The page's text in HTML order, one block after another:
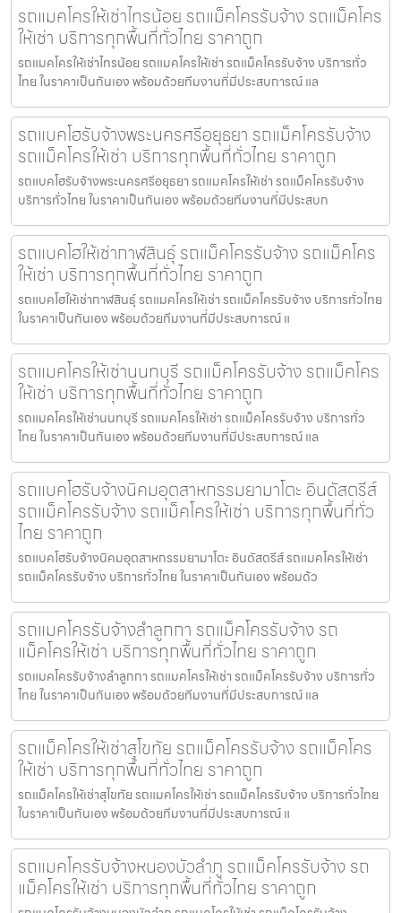
รถแมคโครให้เช่าไทรน้อย รถแม็คโครรับจ้าง รถแม็คโคร
ให้เช่า บริการทุกพื้นที่ทั่วไทย ราคาถูก
รถแมคโครให้เช่าไทรน้อย รถแมคโครให้เช่า รถแม็คโครรับจ้าง บริการทั่ว
ไทย ในราคาเป็นกันเอง พร้อมด้วยทีมงานที่มีประสบการณ์ แล
รถแบคโฮรับจ้างพระนครศรีอยุธยา รถแม็คโครรับจ้าง
รถแม็คโครให้เช่า บริการทุกพื้นที่ทั่วไทย ราคาถูก
รถแบคโฮรับจ้างพระนครศรีอยุธยา รถแมคโครให้เช่า รถแม็คโครรับจ้าง
บริการทั่วไทย ในราคาเป็นกันเอง พร้อมด้วยทีมงานที่มีประสบก
รถแบคโฮให้เช่ากาฬสินธุ์ รถแม็คโครรับจ้าง รถแม็คโคร
ให้เช่า บริการทุกพื้นที่ทั่วไทย ราคาถูก
รถแบคโฮให้เช่ากาฬสินธุ์ รถแมคโครให้เช่า รถแม็คโครรับจ้าง บริการทั่วไทย
ในราคาเป็นกันเอง พร้อมด้วยทีมงานที่มีประสบการณ์ แ
รถแมคโครให้เช่านนทบุรี รถแม็คโครรับจ้าง รถแม็คโคร
ให้เช่า บริการทุกพื้นที่ทั่วไทย ราคาถูก
รถแมคโครให้เช่านนทบุรี รถแมคโครให้เช่า รถแม็คโครรับจ้าง บริการทั่ว
ไทย ในราคาเป็นกันเอง พร้อมด้วยทีมงานที่มีประสบการณ์ แล
รถแบคโฮรับจ้างนิคมอุตสาหกรรมยามาโตะ อินดัสตรีส์
รถแม็คโครรับจ้าง รถแม็คโครให้เช่า บริการทุกพื้นที่ทั่ว
ไทย ราคาถูก
รถแบคโฮรับจ้างนิคมอุตสาหกรรมยามาโตะ อินดัสตรีส์ รถแมคโครให้เช่า
รถแม็คโครรับจ้าง บริการทั่วไทย ในราคาเป็นกันเอง พร้อมด้ว
รถแมคโครรับจ้างลำลูกกา รถแม็คโครรับจ้าง รถ
แม็คโครให้เช่า บริการทุกพื้นที่ทั่วไทย ราคาถูก
รถแมคโครรับจ้างลำลูกกา รถแมคโครให้เช่า รถแม็คโครรับจ้าง บริการทั่ว
ไทย ในราคาเป็นกันเอง พร้อมด้วยทีมงานที่มีประสบการณ์ แล
รถแม็คโครให้เช่าสุโขทัย รถแม็คโครรับจ้าง รถแม็คโคร
ให้เช่า บริการทุกพื้นที่ทั่วไทย ราคาถูก
รถแม็คโครให้เช่าสุโขทัย รถแมคโครให้เช่า รถแม็คโครรับจ้าง บริการทั่วไทย
ในราคาเป็นกันเอง พร้อมด้วยทีมงานที่มีประสบการณ์ แ
รถแมคโครรับจ้างหนองบัวลำภู รถแม็คโครรับจ้าง รถ
แม็คโครให้เช่า บริการทุกพื้นที่ทั่วไทย ราคาถูก